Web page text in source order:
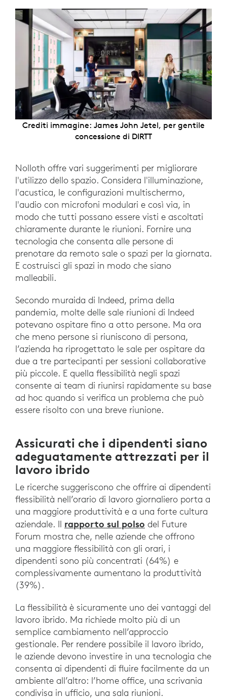
Crediti immagine: James John Jetel, per gentile
concessione di DIRTT
Nolloth offre vari suggerimenti per migliorare
l'utilizzo dello spazio. Considera l'illuminazione,
l'acustica, le configurazioni multischermo,
l'audio con microfoni modulari e così via, in
modo che tutti possano essere visti e ascoltati
chiaramente durante le riunioni. Fornire una
tecnologia che consenta alle persone di
prenotare da remoto sale o spazi per la giornata.
E costruisci gli spazi in modo che siano
malleabili.
Secondo muraida di Indeed, prima della
pandemia, molte delle sale riunioni di Indeed
potevano ospitare fino a otto persone. Ma ora
che meno persone si riuniscono di persona,
l’azienda ha riprogettato le sale per ospitare da
due a tre partecipanti per sessioni collaborative
più piccole. E quella flessibilità negli spazi
consente ai team di riunirsi rapidamente su base
ad hoc quando si verifica un problema che può
essere risolto con una breve riunione.
Assicurati che i dipendenti siano
adeguatamente attrezzati per il
lavoro ibrido
Le ricerche suggeriscono che offrire ai dipendenti
flessibilità nell’orario di lavoro giornaliero porta a
una maggiore produttività e a una forte cultura
aziendale. Il rapporto sul polso del Future
Forum mostra che, nelle aziende che offrono
una maggiore flessibilità con gli orari, i
dipendenti sono più concentrati (64%) e
complessivamente aumentano la produttività
(39%).
La flessibilità è sicuramente uno dei vantaggi del
lavoro ibrido. Ma richiede molto più di un
semplice cambiamento nell’approccio
gestionale. Per rendere possibile il lavoro ibrido,
le aziende devono investire in una tecnologia che
consenta ai dipendenti di fluire facilmente da un
ambiente all’altro: l’home office, una scrivania
condivisa in ufficio, una sala riunioni.